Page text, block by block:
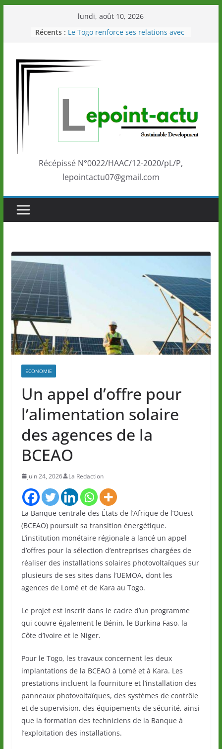
lundi, août 10, 2026
Récents : Le Togo renforce ses relations avec
Éléphants en Côte d’Ivoire
LOTO DETENTE”, un nouveau tirage
marque de confiance au Togo sur
la scène internationale au-delà des
performances de ses athlètes
Togo: Que retenir de la politique
éducation et de l’ambition de
Récépissé N°0022/HAAC/12-2020/pL/P,
lepointactu07@gmail.com
ECONOMIE
Un appel d’offre pour
l’alimentation solaire
des agences de la
BCEAO
juin 24, 2026 La Redaction
La Banque centrale des États de l’Afrique de l’Ouest
(BCEAO) poursuit sa transition énergétique.
L’institution monétaire régionale a lancé un appel
d’offres pour la sélection d’entreprises chargées de
réaliser des installations solaires photovoltaïques sur
plusieurs de ses sites dans l’UEMOA, dont les
agences de Lomé et de Kara au Togo.
Le projet est inscrit dans le cadre d’un programme
qui couvre également le Bénin, le Burkina Faso, la
Côte d’Ivoire et le Niger.
Pour le Togo, les travaux concernent les deux
implantations de la BCEAO à Lomé et à Kara. Les
prestations incluent la fourniture et l’installation des
panneaux photovoltaïques, des systèmes de contrôle
et de supervision, des équipements de sécurité, ainsi
que la formation des techniciens de la Banque à
l’exploitation des installations.